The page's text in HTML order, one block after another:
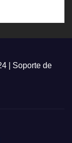
| Soporte de